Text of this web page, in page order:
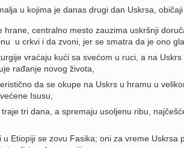
u kojima je danas drugi dan Uskrsa,
hrane, centralno mesto zauzima uskršnji
u crkvi i da zvoni, jer se smatra da je ono
vraćaju kući sa svećom u ruci, a na Uskrs
rađanje novog života,
da se okupe na Uskrs u hramu u
Isusu,
tri dana, a spremaju usoljenu ribu,
u Etiopiji se zovu Fasika; oni za vreme Uskrsa